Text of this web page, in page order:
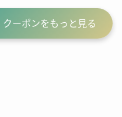
クーポンをもっと見る